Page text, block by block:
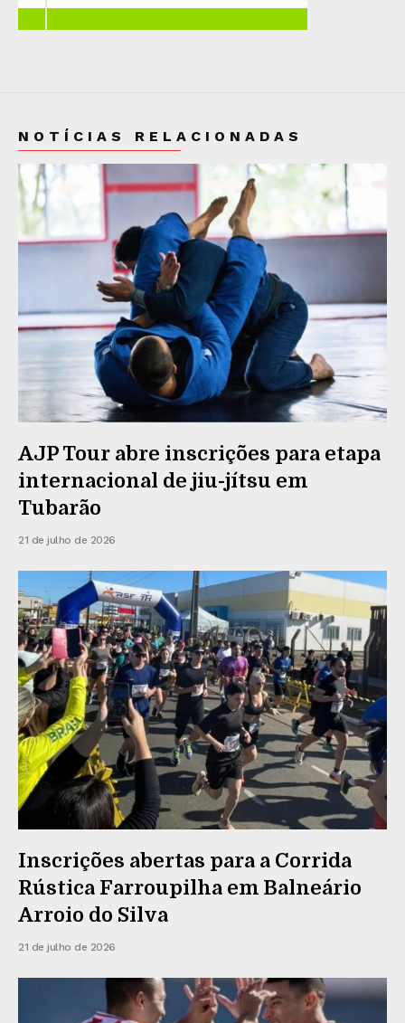
NOTÍCIAS RELACIONADAS
AJP Tour abre inscrições para etapa
internacional de jiu-jítsu em
Tubarão
21 de julho de 2026
Inscrições abertas para a Corrida
Rústica Farroupilha em Balneário
Arroio do Silva
21 de julho de 2026